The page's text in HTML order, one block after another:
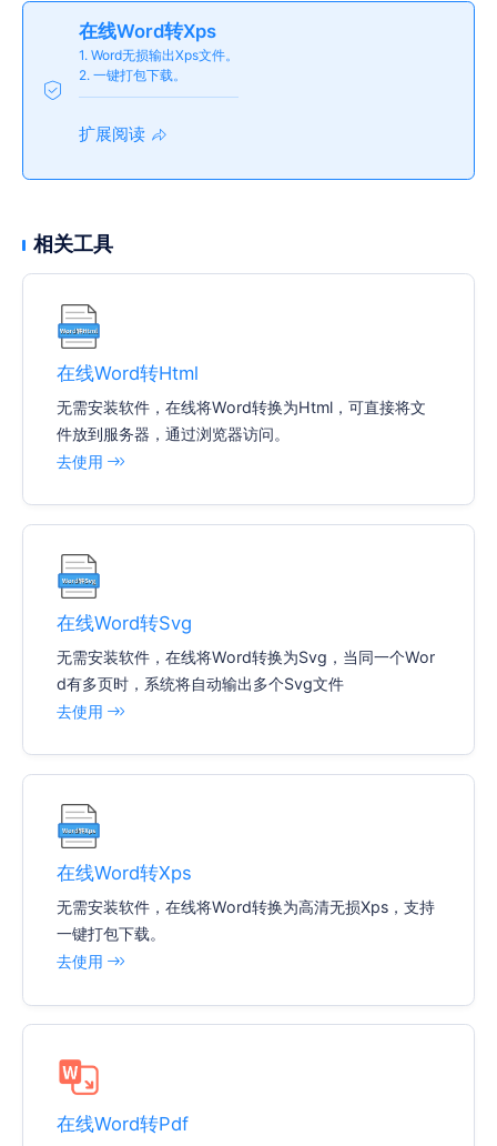
在线Word转Xps
1. Word无损输出Xps文件。
2. 一键打包下载。
扩展阅读
相关工具
在线Word转Html
无需安装软件，在线将Word转换为Html，可直接将文
件放到服务器，通过浏览器访问。
去使用
在线Word转Svg
无需安装软件，在线将Word转换为Svg，当同一个Wor
d有多页时，系统将自动输出多个Svg文件
去使用
在线Word转Xps
无需安装软件，在线将Word转换为高清无损Xps，支持
一键打包下载。
去使用
在线Word转Pdf